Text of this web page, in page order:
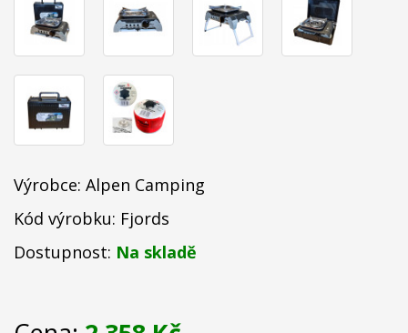
Výrobce: Alpen Camping
Kód výrobku: Fjords
Dostupnost: Na skladě